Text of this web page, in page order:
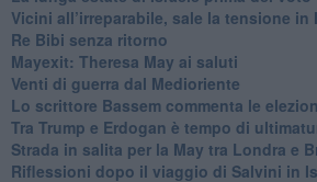
Vicini all’irreparabile, sale la tensione in
Re Bibi senza ritorno
Mayexit: Theresa May ai saluti
Venti di guerra dal Medioriente
Lo scrittore Bassem commenta le
Tra Trump e Erdogan è tempo di
Strada in salita per la May tra Londra e
Riflessioni dopo il viaggio di Salvini in